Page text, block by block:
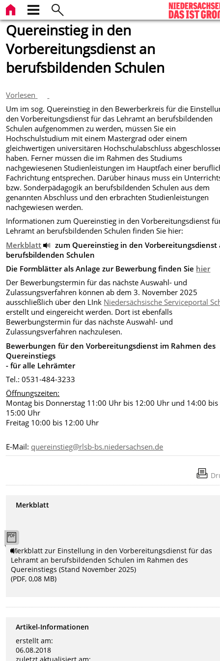
Quereinstieg in den
Vorbereitungsdienst an
berufsbildenden Schulen
Vorlesen
Um im sog. Quereinstieg in den Bewerberkreis für die
den Vorbereitungsdienst für das Lehramt an berufsbildenden
Schulen aufgenommen zu werden, müssen Sie ein
Hochschulstudium mit einem Mastergrad oder einem
gleichwertigen universitären Hochschulabschluss
haben. Ferner müssen die im Rahmen des Studiums
nachgewiesenen Studienleistungen im Hauptfach einer
Fachrichtung entsprechen. Darüber hinaus muss ein
bzw. Sonderpädagogik an berufsbildenden Schulen aus dem
genannten Abschluss und den erbrachten Studienleistungen
nachgewiesen werden.
Informationen zum Quereinstieg in den Vorbereitungsdienst
Lehramt an berufsbildenden Schulen finden Sie hier:
Merkblatt
zum Quereinstieg in den Vorbereitungsdienst
berufsbildenden Schulen
Die Formblätter als Anlage zur Bewerbung finden Sie hier
Der Bewerbungstermin für das nächste Auswahl- und
Zulassungsverfahren können ab dem 3. November 2025
ausschließlich über den LInk Niedersächsische Serviceportal
erstellt und eingereicht werden. Dort ist ebenfalls
Bewerbungstermin für das nächste Auswahl- und
Zulassungsverfahren nachzulesen.
Bewerbungen für den Vorbereitungsdienst im Rahmen des
Quereinstiegs
- für alle Lehrämter
Tel.: 0531-484-3233
Öffnungszeiten:
Montag bis Donnerstag 11:00 Uhr bis 12:00 Uhr und 14:00 bis
15:00 Uhr
Freitag 10:00 bis 12:00 Uhr
E-Mail: quereinstieg@rlsb-bs.niedersachsen.de
Merkblatt
Merkblatt zur Einstellung in den Vorbereitungsdienst für das
Lehramt an berufsbildenden Schulen im Rahmen des
Quereinstiegs (Stand November 2025)
(PDF, 0,08 MB)
Artikel-Informationen
erstellt am:
06.08.2018
zuletzt aktualisiert am: